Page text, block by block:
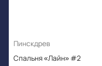
Пинскдрев
Спальня «Лайн» #2